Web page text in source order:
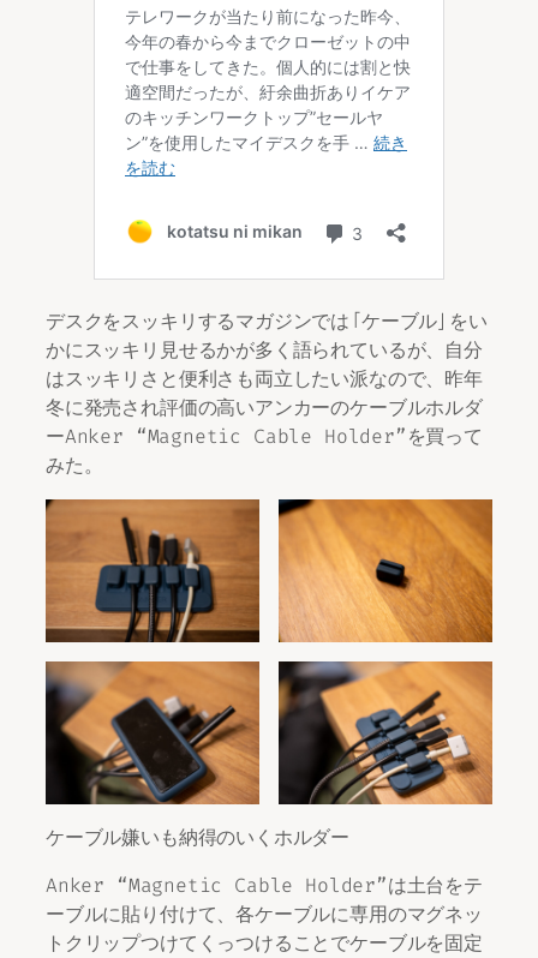
デスクをスッキリするマガジンでは「ケーブル」をい
かにスッキリ見せるかが多く語られているが、自分
はスッキリさと便利さも両立したい派なので、昨年
冬に発売され評価の高いアンカーのケーブルホルダ
ーAnker “Magnetic Cable Holder”を買って
みた。
ケーブル嫌いも納得のいくホルダー
Anker “Magnetic Cable Holder”は土台をテ
ーブルに貼り付けて、各ケーブルに専用のマグネッ
トクリップつけてくっつけることでケーブルを固定